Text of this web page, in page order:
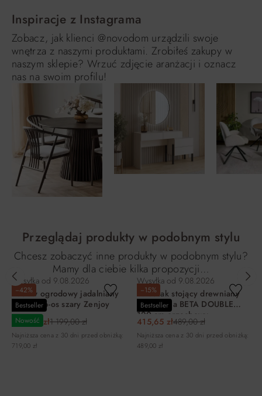
Inspiracje z Instagrama
Zobacz, jak klienci @novodom urządzili swoje
wnętrza z naszymi produktami. Zrobiłeś zakupy w
naszym sklepie? Wrzuć zdjęcie aranżacji i oznacz
nas na swoim profilu!
Przeglądaj produkty w podobnym stylu
Chcesz zobaczyć inne produkty w podobnym stylu?
Mamy dla ciebie kilka propozycji…
−42%
Bestseller
Nowość
Wysyłka od 9.08.2026
Zestaw ogrodowy jadalniany
KINDLY 6-os szary Zenjoy
699,00 zł1 199,00 zł
Najniższa cena z 30 dni przed obniżką:
719,00 zł
−15%
Bestseller
Wysyłka od 9.08.2026
Wieszak stojący drewniany
na ubrania BETA DOUBLE
120 cm orzechowy
415,65 zł489,00 zł
Najniższa cena z 30 dni przed obniżką:
489,00 zł